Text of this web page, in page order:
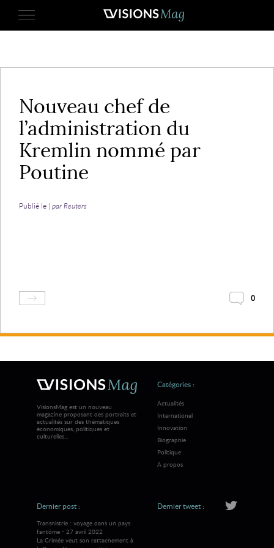
Nouveau chef de
l’administration du
Kremlin nommé par
Poutine
Publié le | par Reuters
0
VisionsMag est un nouveau
magazine proposant des portraits et
actualités sur des thématiques
économiques, politiques et
culturelles...
Catégories :
Actualités
International
Innovation
Biographie
Politique
A propos
Dernier post :
Transnistrie : voyage dans un pays
fantôme - 27 avril 2022
La Crimée veut son rattachement à
Dernier tweet :